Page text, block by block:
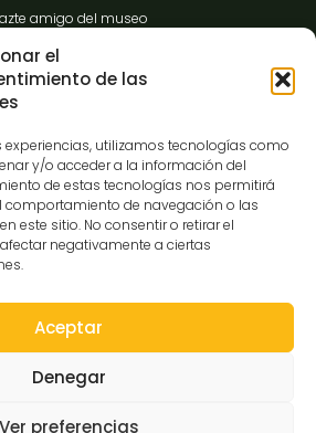
el
de las
experiencias, utilizamos tecnologías como
y/o acceder a la información del
de estas tecnologías nos permitirá
comportamiento de navegación o las
este sitio. No consentir o retirar el
negativamente a ciertas
Aceptar
Denegar
Ver preferencias
amigo del museo
Transparencia
C/Gibraltar,14
37008-Salamanca